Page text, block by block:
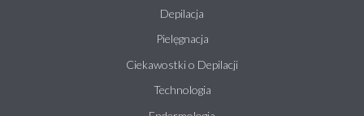
Depilacja
Pielęgnacja
Ciekawostki o Depilacji
Technologia